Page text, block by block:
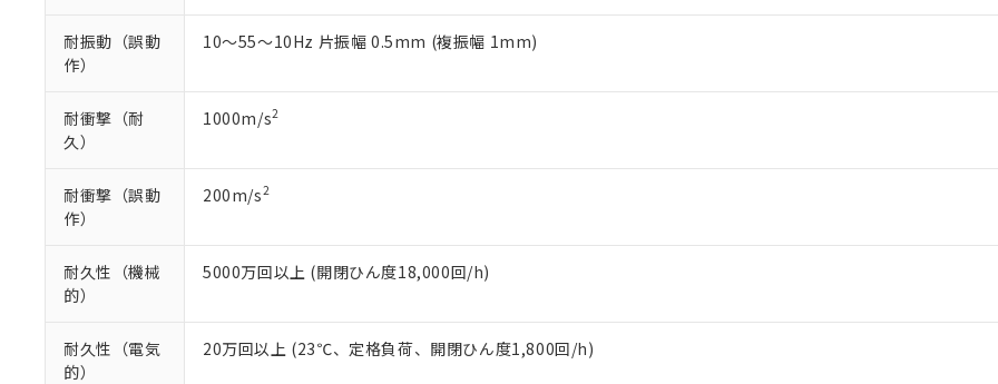
耐振動（誤動
作）
10～55～10Hz 片振幅 0.5mm (複振幅 1mm)
耐衝撃（耐
久）
1000m/s2
耐衝撃（誤動
作）
200m/s2
耐久性（機械
的）
5000万回以上 (開閉ひん度18,000回/h)
耐久性（電気
的）
20万回以上 (23℃、定格負荷、開閉ひん度1,800回/h)